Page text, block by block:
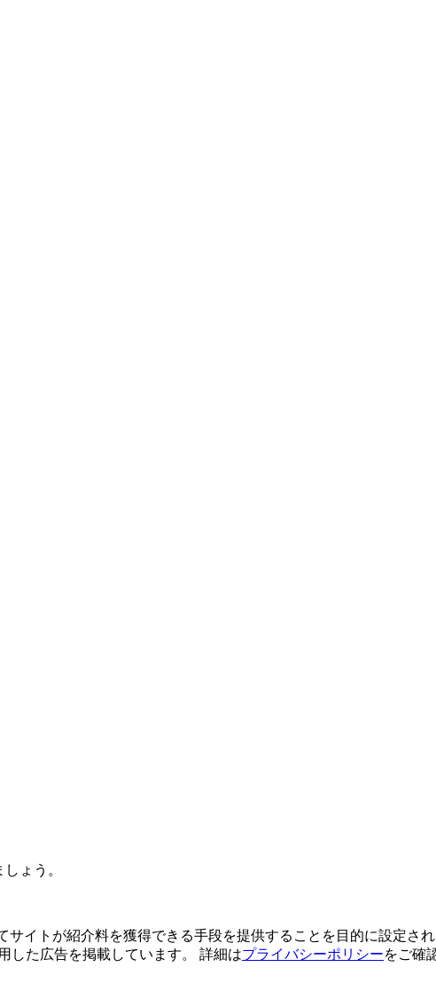
ょう。
サイトが紹介料を獲得できる手段を提供することを目的に設定さ
した広告を掲載しています。 詳細はプライバシーポリシーをご確